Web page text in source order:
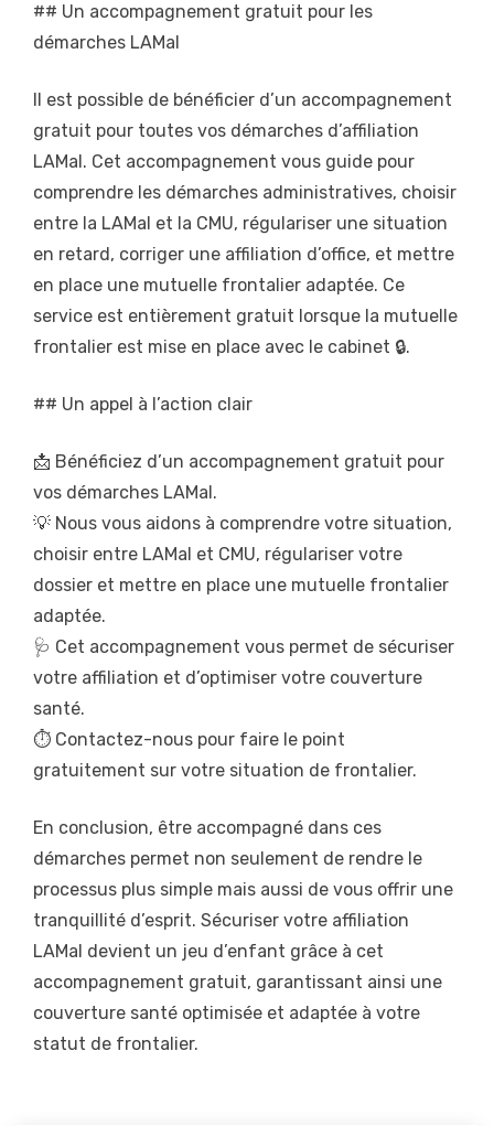
## Un accompagnement gratuit pour les
démarches LAMal
Il est possible de bénéficier d’un accompagnement
gratuit pour toutes vos démarches d’affiliation
LAMal. Cet accompagnement vous guide pour
comprendre les démarches administratives, choisir
entre la LAMal et la CMU, régulariser une situation
en retard, corriger une affiliation d’office, et mettre
en place une mutuelle frontalier adaptée. Ce
service est entièrement gratuit lorsque la mutuelle
frontalier est mise en place avec le cabinet 🔒.
## Un appel à l’action clair
📩 Bénéficiez d’un accompagnement gratuit pour
vos démarches LAMal.
💡 Nous vous aidons à comprendre votre situation,
choisir entre LAMal et CMU, régulariser votre
dossier et mettre en place une mutuelle frontalier
adaptée.
🩺 Cet accompagnement vous permet de sécuriser
votre affiliation et d’optimiser votre couverture
santé.
⏱️ Contactez-nous pour faire le point
gratuitement sur votre situation de frontalier.
En conclusion, être accompagné dans ces
démarches permet non seulement de rendre le
processus plus simple mais aussi de vous offrir une
tranquillité d’esprit. Sécuriser votre affiliation
LAMal devient un jeu d’enfant grâce à cet
accompagnement gratuit, garantissant ainsi une
couverture santé optimisée et adaptée à votre
statut de frontalier.